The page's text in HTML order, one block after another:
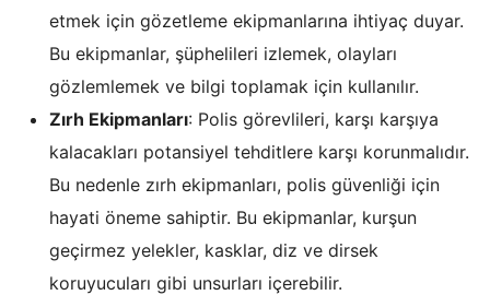
etmek için gözetleme ekipmanlarına ihtiyaç duyar.
Bu ekipmanlar, şüphelileri izlemek, olayları
gözlemlemek ve bilgi toplamak için kullanılır.
Zırh Ekipmanları: Polis görevlileri, karşı karşıya
kalacakları potansiyel tehditlere karşı korunmalıdır.
Bu nedenle zırh ekipmanları, polis güvenliği için
hayati öneme sahiptir. Bu ekipmanlar, kurşun
geçirmez yelekler, kasklar, diz ve dirsek
koruyucuları gibi unsurları içerebilir.